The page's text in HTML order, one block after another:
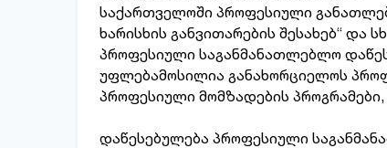
საქართველოში პროფესიული
ხარისხის განვითარების შესახებ“ და
პროფესიული საგანმანათლებლო
უფლებამოსილია განახორციელოს
პროფესიული მომზადების
დაწესებულება პროფესიული